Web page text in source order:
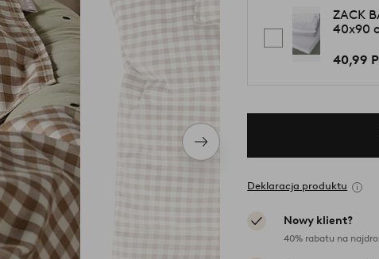
Następny
produkt
ZACK
40x90
40,99
Deklaracja produktu
Nowy klient?
40% rabatu na